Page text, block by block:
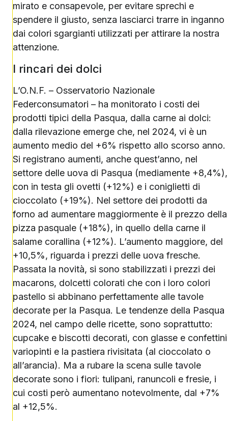
mirato e consapevole, per evitare sprechi e
spendere il giusto, senza lasciarci trarre in inganno
dai colori sgargianti utilizzati per attirare la nostra
attenzione.
I rincari dei dolci
L’O.N.F. – Osservatorio Nazionale
Federconsumatori – ha monitorato i costi dei
prodotti tipici della Pasqua, dalla carne ai dolci:
dalla rilevazione emerge che, nel 2024, vi è un
aumento medio del +6% rispetto allo scorso anno.
Si registrano aumenti, anche quest’anno, nel
settore delle uova di Pasqua (mediamente +8,4%),
con in testa gli ovetti (+12%) e i coniglietti di
cioccolato (+19%). Nel settore dei prodotti da
forno ad aumentare maggiormente è il prezzo della
pizza pasquale (+18%), in quello della carne il
salame corallina (+12%). L’aumento maggiore, del
+10,5%, riguarda i prezzi delle uova fresche.
Passata la novità, si sono stabilizzati i prezzi dei
macarons, dolcetti colorati che con i loro colori
pastello si abbinano perfettamente alle tavole
decorate per la Pasqua. Le tendenze della Pasqua
2024, nel campo delle ricette, sono soprattutto:
cupcake e biscotti decorati, con glasse e confettini
variopinti e la pastiera rivisitata (al cioccolato o
all’arancia). Ma a rubare la scena sulle tavole
decorate sono i fiori: tulipani, ranuncoli e fresie, i
cui costi però aumentano notevolmente, dal +7%
al +12,5%.